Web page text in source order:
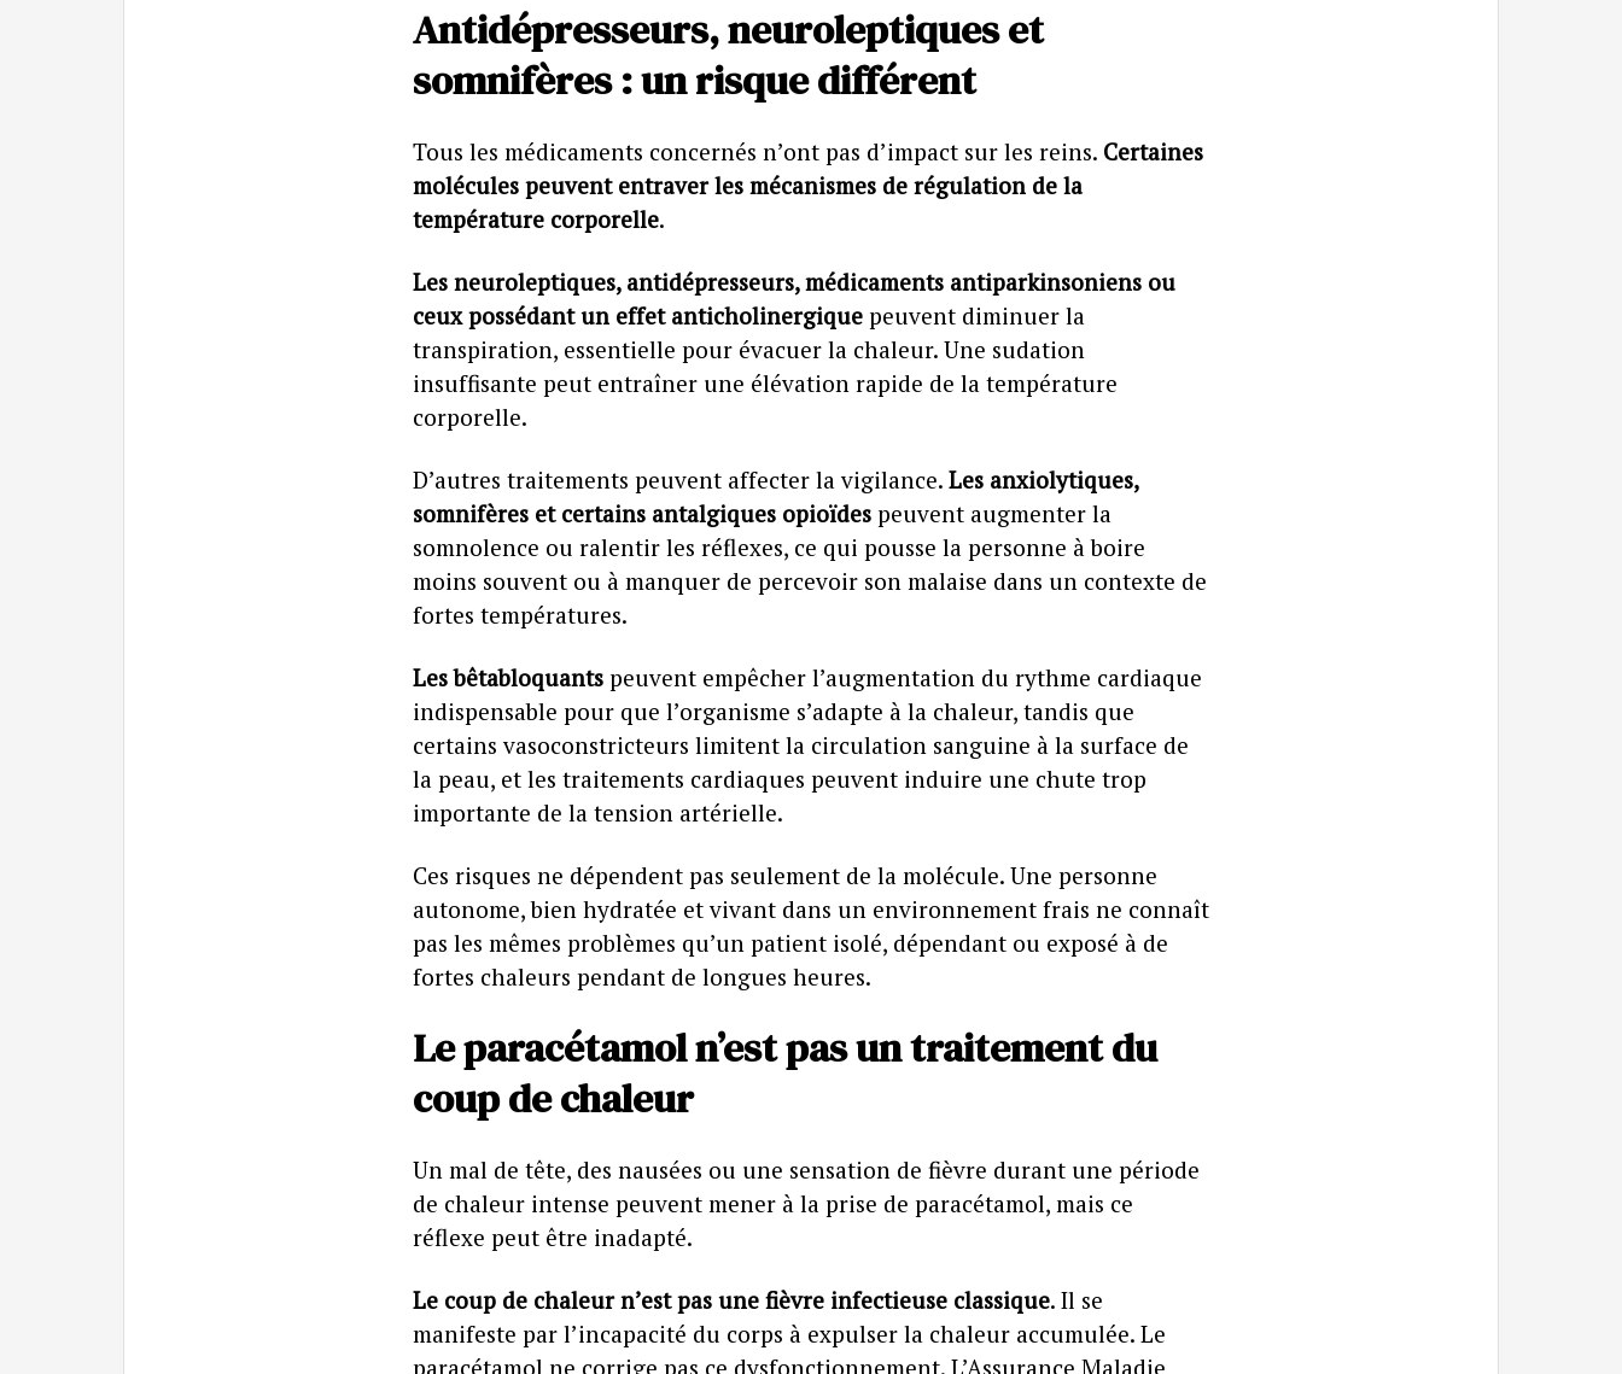
Antidépresseurs, neuroleptiques et
somnifères : un risque différent
Tous les médicaments concernés n’ont pas d’impact sur les reins. Certaines
molécules peuvent entraver les mécanismes de régulation de la
température corporelle.
Les neuroleptiques, antidépresseurs, médicaments antiparkinsoniens ou
ceux possédant un effet anticholinergique peuvent diminuer la
transpiration, essentielle pour évacuer la chaleur. Une sudation
insuffisante peut entraîner une élévation rapide de la température
corporelle.
D’autres traitements peuvent affecter la vigilance. Les anxiolytiques,
somnifères et certains antalgiques opioïdes peuvent augmenter la
somnolence ou ralentir les réflexes, ce qui pousse la personne à boire
moins souvent ou à manquer de percevoir son malaise dans un contexte de
fortes températures.
Les bêtabloquants peuvent empêcher l’augmentation du rythme cardiaque
indispensable pour que l’organisme s’adapte à la chaleur, tandis que
certains vasoconstricteurs limitent la circulation sanguine à la surface de
la peau, et les traitements cardiaques peuvent induire une chute trop
importante de la tension artérielle.
Ces risques ne dépendent pas seulement de la molécule. Une personne
autonome, bien hydratée et vivant dans un environnement frais ne connaît
pas les mêmes problèmes qu’un patient isolé, dépendant ou exposé à de
fortes chaleurs pendant de longues heures.
Le paracétamol n’est pas un traitement du
coup de chaleur
Un mal de tête, des nausées ou une sensation de fièvre durant une période
de chaleur intense peuvent mener à la prise de paracétamol, mais ce
réflexe peut être inadapté.
Le coup de chaleur n’est pas une fièvre infectieuse classique. Il se
manifeste par l’incapacité du corps à expulser la chaleur accumulée. Le
paracétamol ne corrige pas ce dysfonctionnement. L’Assurance Maladie